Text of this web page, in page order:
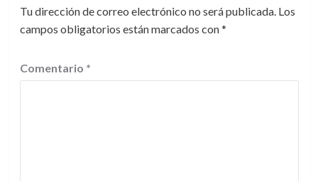
Tu dirección de correo electrónico no será publicada. Los
campos obligatorios están marcados con*
Comentario *